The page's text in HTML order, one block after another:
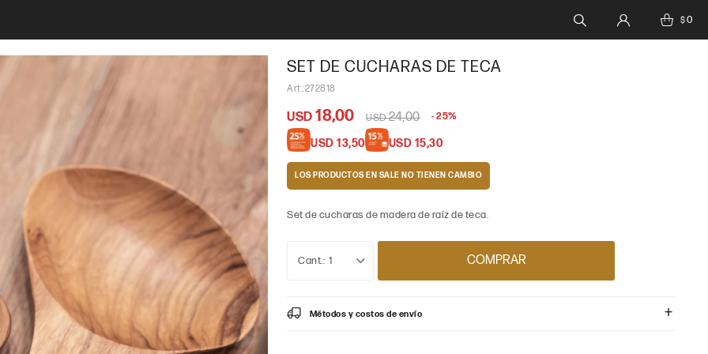
$0
SET DE CUCHARAS DE TECA
272818
USD 18,00 USD24,00 25
USD 13,50 USD 15,30
LOS PRODUCTOS EN SALE
Set de cucharas de madera de raíz de teca.
1 COMPRAR
Métodos y costos de envío